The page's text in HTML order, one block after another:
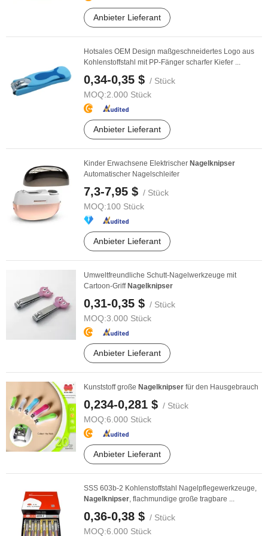
Anbieter Lieferant
Hotsales OEM Design maßgeschneidertes Logo aus
Kohlenstoffstahl mit PP-Fänger scharfer Kiefer ...
0,34-0,35 $ / Stück
MOQ:2.000 Stück
Anbieter Lieferant
Kinder Erwachsene Elektrischer Nagelknipser
Automatischer Nagelschleifer
7,3-7,95 $ / Stück
MOQ:100 Stück
Anbieter Lieferant
Umweltfreundliche Schutt-Nagelwerkzeuge mit
Cartoon-Griff Nagelknipser
0,31-0,35 $ / Stück
MOQ:3.000 Stück
Anbieter Lieferant
Kunststoff große Nagelknipser für den Hausgebrauch
0,234-0,281 $ / Stück
MOQ:6.000 Stück
Anbieter Lieferant
SSS 603b-2 Kohlenstoffstahl Nagelpflegewerkzeuge,
Nagelknipser, flachmundige große tragbare ...
0,36-0,38 $ / Stück
MOQ:6.000 Stück